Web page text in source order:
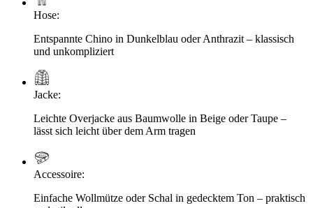
Hose:
Entspannte Chino in Dunkelblau oder Anthrazit – klassisch
und unkompliziert
Jacke:
Leichte Overjacke aus Baumwolle in Beige oder Taupe –
lässt sich leicht über dem Arm tragen
Accessoire:
Einfache Wollmütze oder Schal in gedecktem Ton – praktisch